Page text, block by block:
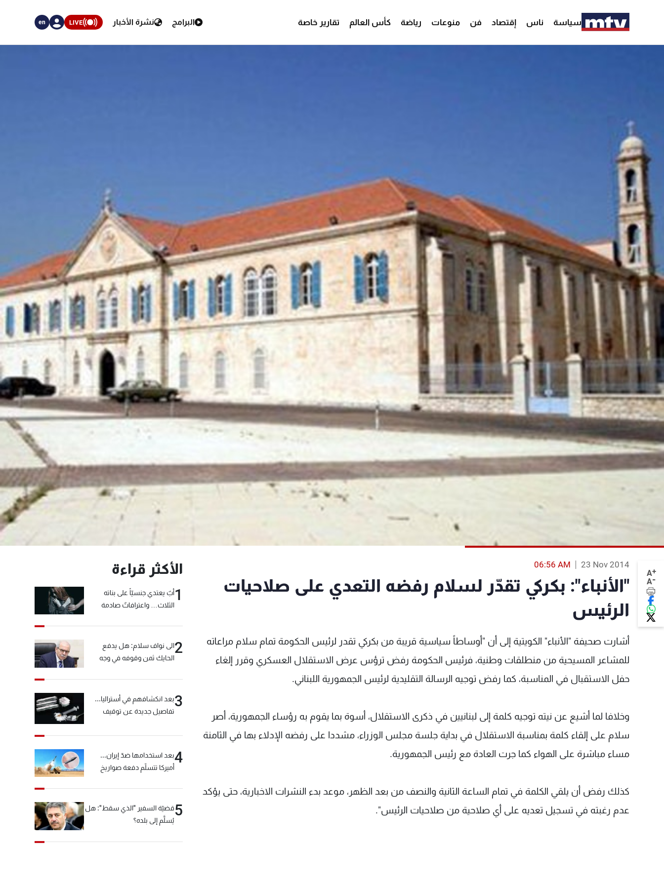
سياسة ناس إقتصاد فن منوعات رياضة كأس العالم تقارير خاصة البرامج نشرة الأخبار LIVE
en
A+
A-
23 Nov 2014
06:56 AM
"الأنباء": بكركي تقدّر لسلام رفضه التعدي على صلاحيات
الرئيس
أشارت صحيفة "الأنباء" الكويتية إلى أن "أوساطاً سياسية قريبة من بكركي تقدر لرئيس الحكومة تمام سلام مراعاته
للمشاعر المسيحية من منطلقات وطنية، فرئيس الحكومة رفض ترؤس عرض الاستقلال العسكري وقرر إلغاء
حفل الاستقبال في المناسبة، كما رفض توجيه الرسالة التقليدية لرئيس الجمهورية اللبناني.
وخلافا لما أشيع عن نيته توجيه كلمة إلى لبنانيين في ذكرى الاستقلال، أسوة بما يقوم به رؤساء الجمهورية، أصر
سلام على إلقاء كلمة بمناسبة الاستقلال في بداية جلسة مجلس الوزراء، مشددا على رفضه الإدلاء بها في الثامنة
مساء مباشرة على الهواء كما جرت العادة مع رئيس الجمهورية.
كذلك رفض أن يلقي الكلمة في تمام الساعة الثانية والنصف من بعد الظهر، موعد بدء النشرات الاخبارية، حتى يؤكد
عدم رغبته في تسجيل تعديه على أي صلاحية من صلاحيات الرئيس".
الأكثر قراءة
1أبٌ يعتدي جنسيّاً على بناته
الثلاث… واعترافاتٌ صادمة
2الى نواف سلام: هل يدفع
الحايك ثمن وقوفه في وجه
3بعد انكشافهم في أستراليا...
تفاصيل جديدة عن توقيف
4بعد استخدامها ضدّ إيران...
أميركا تتسلّم دفعة صواريخ
5قضيّة السفير "الذي سقط": هل
يُسلَّم إلى بلده؟